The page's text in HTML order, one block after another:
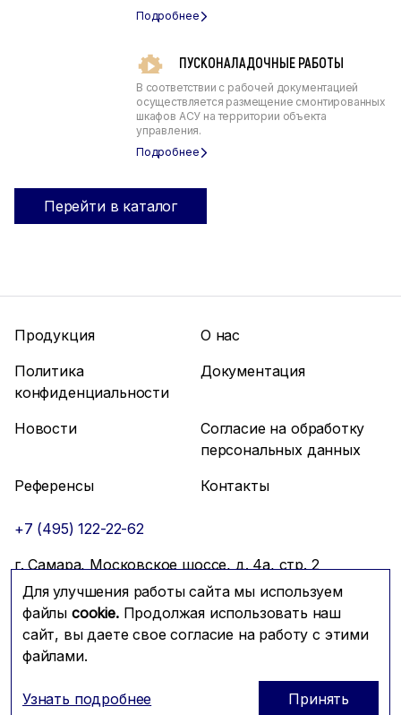
ПУСКОНАЛАДОЧНЫЕ РАБОТЫ
В соответствии с рабочей документацией
осуществляется размещение смонтированных
шкафов АСУ на территории объекта
управления.
Перейти в каталог
Для улучшения работы сайта мы используем
файлы cookie.Продолжая использовать наш
сайт, вы даете свое согласие на работу с этими
файлами.
Узнать подробнее Принять
Продукция
О нас
Политика
конфиденциальности
Документация
Новости
Согласие на обработку
персональных данных
Референсы
Контакты
+7 (495) 122-22-62
г. Самара, Московское шоссе, д. 4а, стр. 2
info@mfmc.ru
Связаться с нами
© 2026 Компания МФМК
Prominado